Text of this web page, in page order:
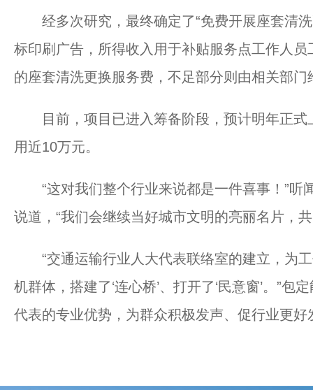
经多次研究，最终确定了“免费开展座套清洗
标印刷广告，所得收入用于补贴服务点工作人
的座套清洗更换服务费，不足部分则由相关部
目前，项目已进入筹备阶段，预计明年正式
用近10万元。
“这对我们整个行业来说都是一件喜事！”听
说道，“我们会继续当好城市文明的亮丽名片，
“交通运输行业人大代表联络室的建立，为工
机群体，搭建了‘连心桥’、打开了‘民意窗’。”包
代表的专业优势，为群众积极发声、促行业更好